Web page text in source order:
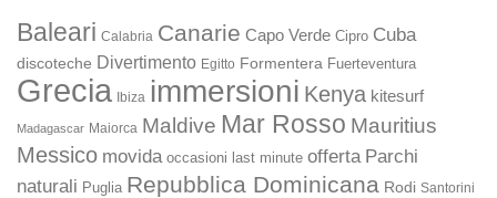
Baleari Calabria Canarie Capo Verde Cipro Cuba
discoteche Divertimento Egitto Formentera Fuerteventura
Grecia Ibiza immersioni Kenya kitesurf
Madagascar Maiorca Maldive Mar Rosso Mauritius
Messico movida occasioni last minute offerta Parchi
naturali Puglia Repubblica Dominicana Rodi Santorini